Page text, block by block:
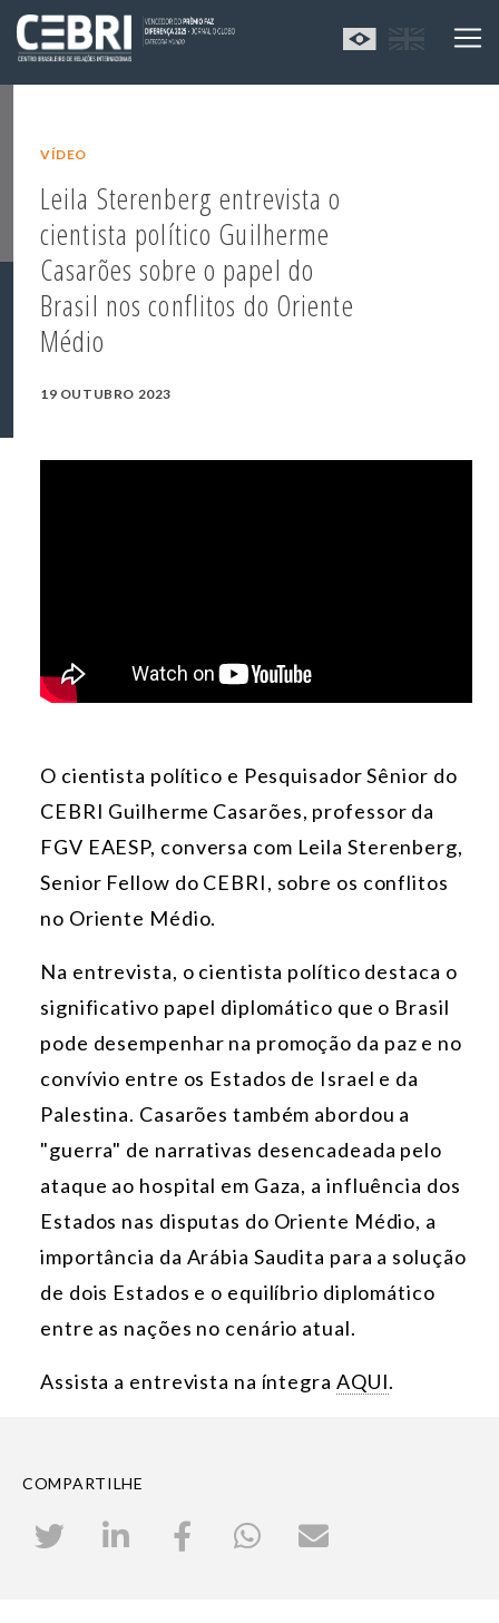
VÍDEO
Leila Sterenberg entrevista o
cientista político Guilherme
Casarões sobre o papel do
Brasil nos conflitos do Oriente
Médio
19 OUTUBRO 2023
O cientista político e Pesquisador Sênior do
CEBRI Guilherme Casarões, professor da
FGV EAESP, conversa com Leila Sterenberg,
Senior Fellow do CEBRI, sobre os conflitos
no Oriente Médio.
Na entrevista, o cientista político destaca o
significativo papel diplomático que o Brasil
pode desempenhar na promoção da paz e no
convívio entre os Estados de Israel e da
Palestina. Casarões também abordou a
"guerra" de narrativas desencadeada pelo
ataque ao hospital em Gaza, a influência dos
Estados nas disputas do Oriente Médio, a
importância da Arábia Saudita para a solução
de dois Estados e o equilíbrio diplomático
entre as nações no cenário atual.
Assista a entrevista na íntegra AQUI.
COMPARTILHE